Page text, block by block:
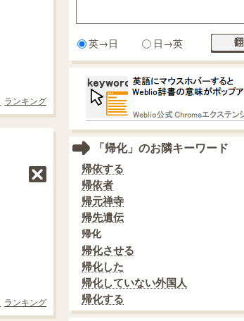
ランキング
ランキング
英→日 日→英
「帰化」のお隣キーワード
帰依する
帰依者
帰元禅寺
帰先遺伝
帰化
帰化させる
帰化した
帰化していない外国人
帰化する